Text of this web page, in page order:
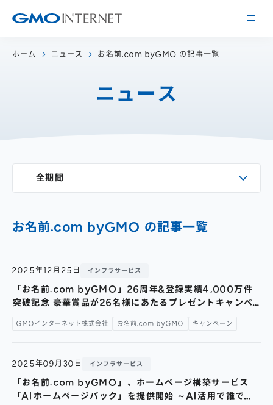
アクセス
役員紹介
インターネット
IR情報
経営方針
IRカレンダー
よくあるご質問
会社を知る
人を知る
キャリア/アルバイト採用
ホーム ニュース お名前.com byGMO の記事一覧
ニュース
お名前.com byGMO の記事一覧
全期間
2025年12月25日 インフラサービス
「お名前.com byGMO」26周年&登録実績4,000万件
突破記念 豪華賞品が26名様にあたるプレゼントキャンペ
チャエンさん のお祝いメッセージも特別公開～
GMOインターネット株式会社 お名前.com byGMO キャンペーン
2025年09月30日 インフラサービス
「お名前.com byGMO」、ホームページ構築サービス
「AIホームページパック」を提供開始 ～AI活用で誰でも